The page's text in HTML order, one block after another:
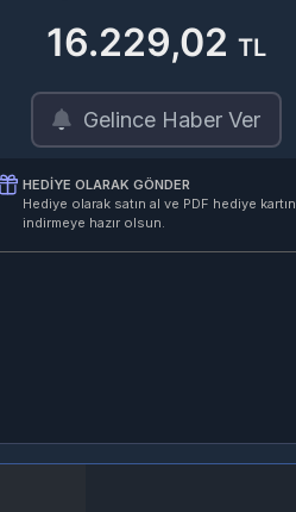
16.229,02TL
Gelince Haber Ver
HEDIYE OLARAK GÖNDER
Hediye olarak satın al ve PDF hediye kartın
indirmeye hazır olsun.